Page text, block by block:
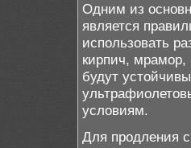
Одним из
является
использовать
кирпич,
будут
условиям.
Для продления